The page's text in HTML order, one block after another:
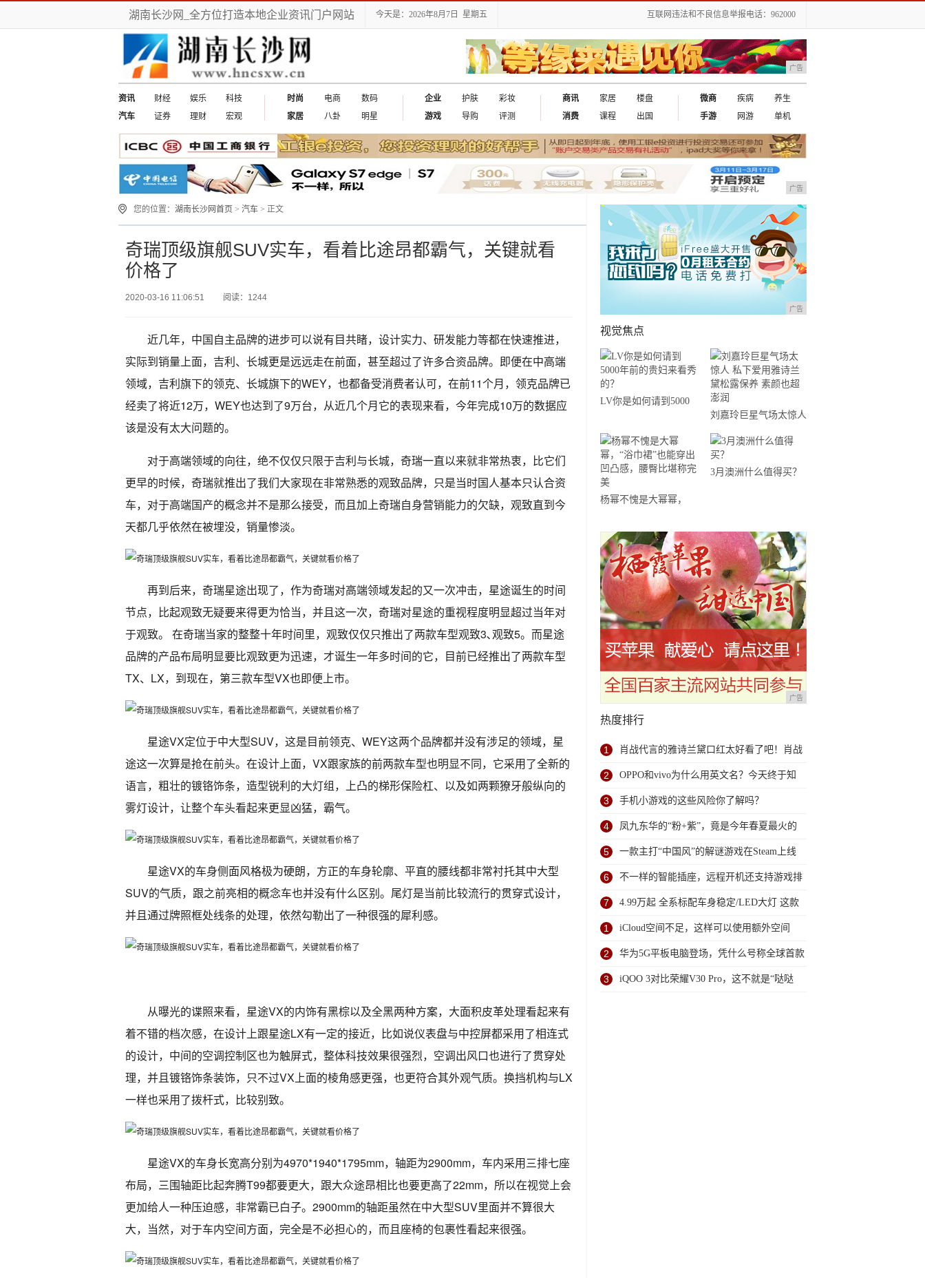
湖南长沙网_全方位打造本地企业资讯门户网站 今天是：2026年8月7日 星期五 互联网违法和不良信息举报电话：962000
广告
资讯 财经 娱乐
科技
汽车
证券 理财 宏观
时尚 电商
数码
家居
八卦 明星
企业 护肤
彩妆
游戏
导购 评测
商讯 家居
楼盘
消费
课程 出国
微商 疾病
养生
手游
网游 单机
广告
您的位置： 湖南长沙网首页 > 汽车 > 正文
奇瑞顶级旗舰SUV实车，看着比途昂都霸气，关键就看
价格了
2020-03-16 11:06:51 阅读：1244
近几年，中国自主品牌的进步可以说有目共睹，设计实力、研发能力等都在快速推进，
实际到销量上面，吉利、长城更是远远走在前面，甚至超过了许多合资品牌。即便在中高端
领域，吉利旗下的领克、长城旗下的WEY，也都备受消费者认可，在前11个月，领克品牌已
经卖了将近12万，WEY也达到了9万台，从近几个月它的表现来看，今年完成10万的数据应
该是没有太大问题的。
对于高端领域的向往，绝不仅仅只限于吉利与长城，奇瑞一直以来就非常热衷，比它们
更早的时候，奇瑞就推出了我们大家现在非常熟悉的观致品牌，只是当时国人基本只认合资
车，对于高端国产的概念并不是那么接受，而且加上奇瑞自身营销能力的欠缺，观致直到今
天都几乎依然在被埋没，销量惨淡。
再到后来，奇瑞星途出现了，作为奇瑞对高端领域发起的又一次冲击，星途诞生的时间
节点，比起观致无疑要来得更为恰当，并且这一次，奇瑞对星途的重视程度明显超过当年对
于观致。 在奇瑞当家的整整十年时间里，观致仅仅只推出了两款车型观致3､观致5。而星途
品牌的产品布局明显要比观致更为迅速，才诞生一年多时间的它，目前已经推出了两款车型
TX、LX，到现在，第三款车型VX也即便上市。
星途VX定位于中大型SUV，这是目前领克、WEY这两个品牌都并没有涉足的领域，星
途这一次算是抢在前头。在设计上面，VX跟家族的前两款车型也明显不同，它采用了全新的
语言，粗壮的镀铬饰条，造型锐利的大灯组，上凸的梯形保险杠、以及如两颗獠牙般纵向的
雾灯设计，让整个车头看起来更显凶猛，霸气。
星途VX的车身侧面风格极为硬朗，方正的车身轮廓、平直的腰线都非常衬托其中大型
SUV的气质，跟之前亮相的概念车也并没有什么区别。尾灯是当前比较流行的贯穿式设计，
并且通过牌照框处线条的处理，依然勾勒出了一种很强的犀利感。
从曝光的谍照来看，星途VX的内饰有黑棕以及全黑两种方案，大面积皮革处理看起来有
着不错的档次感，在设计上跟星途LX有一定的接近，比如说仪表盘与中控屏都采用了相连式
的设计，中间的空调控制区也为触屏式，整体科技效果很强烈，空调出风口也进行了贯穿处
理，并且镀铬饰条装饰，只不过VX上面的棱角感更强，也更符合其外观气质。换挡机构与LX
一样也采用了拨杆式，比较别致。
星途VX的车身长宽高分别为4970*1940*1795mm，轴距为2900mm，车内采用三排七座
布局，三围轴距比起奔腾T99都要更大，跟大众途昂相比也要更高了22mm，所以在视觉上会
更加给人一种压迫感，非常霸已白子。2900mm的轴距虽然在中大型SUV里面并不算很大
大，当然，对于车内空间方面，完全是不必担心的，而且座椅的包裹性看起来很强。
广告
视觉焦点
LV你是如何请到5000
刘嘉玲巨星气场太惊人
私下爱用雅诗兰黛松露
保养 素颜也超澎润
杨幂不愧是大幂幂，
感，腰臀比堪称完美
3月澳洲什么值得买？
广告
热度排行
1 肖战代言的雅诗兰黛口红太好看了吧！肖战
亲选的口红更是不踩雷
2 OPPO和vivo为什么用英文名？今天终于知
道了
3 手机小游戏的这些风险你了解吗？
4 凤九东华的“粉+紫”，竟是今年春夏最火的
配色！这样穿超显白
5 一款主打“中国风”的解谜游戏在Steam上线
了
6 不一样的智能插座，远程开机还支持游戏排
队
7 4.99万起 全系标配车身稳定/LED大灯 这款
车你爱吗？
1 iCloud空间不足，这样可以使用额外空间
2 华为5G平板电脑登场，凭什么号称全球首款
全面屏平板？
3 iQOO 3对比荣耀V30 Pro，这不就是“哒哒